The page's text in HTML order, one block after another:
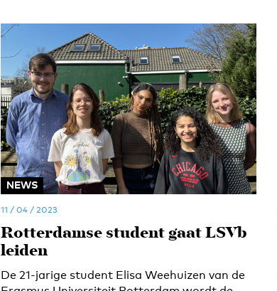
NEWS
11 / 04 / 2023
Rotterdamse student gaat LSVb
leiden
De 21-jarige student Elisa Weehuizen van de